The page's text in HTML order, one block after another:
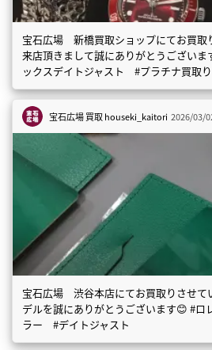
宝石広場 新橋買取ショップにてお買
来店頂きまして誠にありがとうござい
ックスデイトジャスト #プラチナ買取
宝石広場 買取houseki_kaitori 2026/03/
宝石広場 渋谷本店にてお買取りさせて
デルを誠にありがとうございます😊 #
ラー #デイトジャスト